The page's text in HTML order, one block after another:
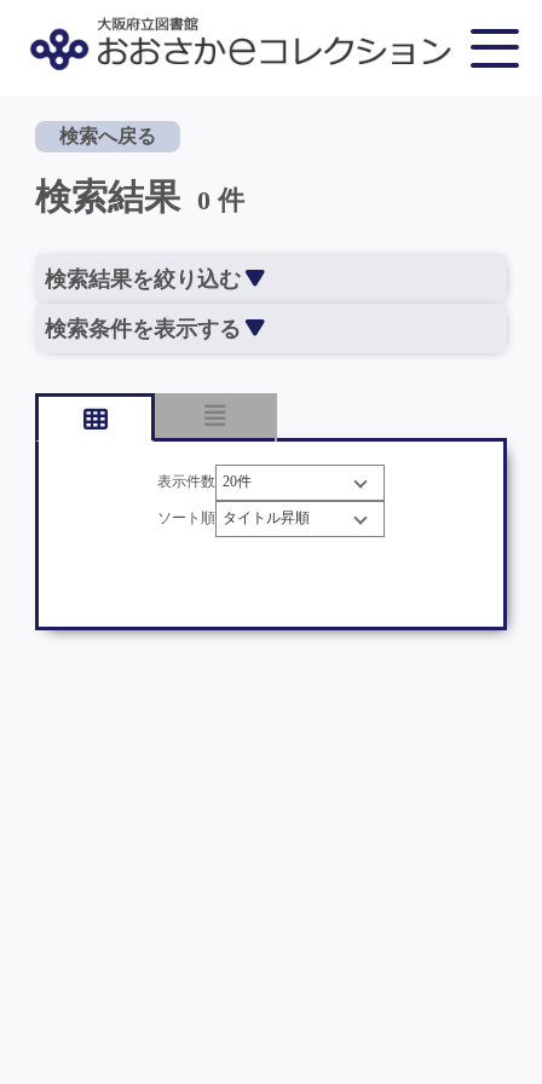
検索へ戻る
検索結果 0 件
検索結果を絞り込む
検索条件を表示する
表示件数
ソート順